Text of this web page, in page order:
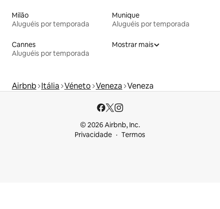
Milão
Aluguéis por temporada
Munique
Aluguéis por temporada
Cannes
Aluguéis por temporada
Mostrar mais
Airbnb Itália Véneto Veneza Veneza
© 2026 Airbnb, Inc.
Privacidade
Termos